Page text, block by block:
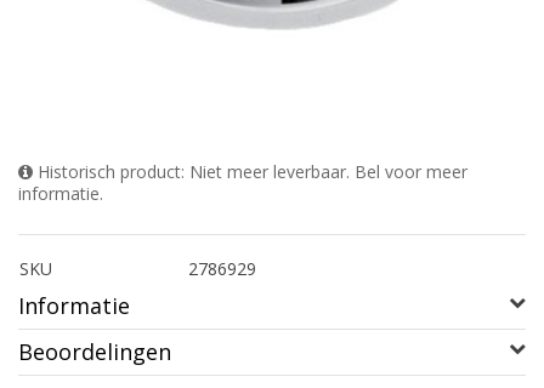
Historisch product: Niet meer leverbaar. Bel voor meer
informatie.
SKU 2786929
Informatie
Beoordelingen